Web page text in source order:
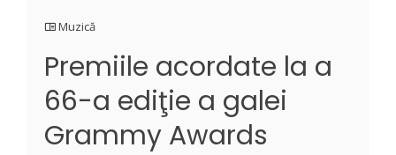
Muzică
Premiile acordate la a
66-a ediţie a galei
Grammy Awards